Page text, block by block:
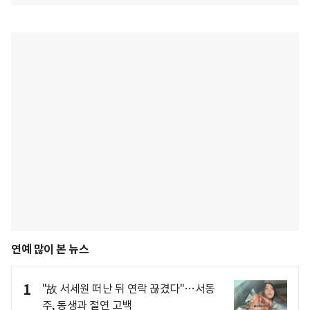
연예 많이 본 뉴스
1
"故 서세원 떠난 뒤 연락 끊겼다"…서동
주, 동생과 절연 고백